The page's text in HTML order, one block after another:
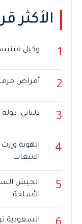
الأكثر
1 وكيل
2 أمراض
3 دلياني:
4
الهوية
الانبعاث.
5
الأسلحة
السعودية